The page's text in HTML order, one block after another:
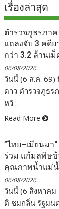
เรื่องล่าสุด
ตำรวจภูธรภา
แถลงจับ 3 คดี
กว่า 3.2 ล้านเ
06/08/2026
วันนี้ (6 ส.ค.
ดาว ตำรวจภูธร
หวั…
Read More
”ไทย–เมียนมา
ร่วม แก้มลพิษ
คุณภาพน้ำแม่
06/08/2026
วันนี้ (6 สิงหาคม
ติ ชมกลิ่น รัฐมน